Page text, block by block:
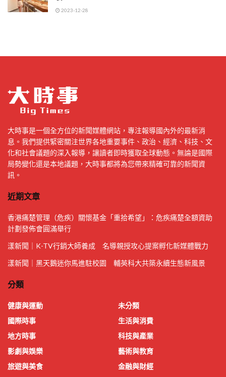
2023-12-28
大時事是一個全方位的新聞媒體網站，專注報導國內外的最新消
息。我們提供緊密關注世界各地重要事件、政治、經濟、科技、文
化和社會議題的深入報導，讓讀者即時獲取全球動態。無論是國際
局勢變化還是本地議題，大時事都將為您帶來精確可靠的新聞資
訊。
近期文章
香港痛楚管理（危疾）關懷基金「重拾希望」：危疾痛楚全額資助
計劃發佈會圓滿舉行
漾新聞｜K-TV行銷大師養成 名導親授攻心提案孵化新媒體戰力
漾新聞｜黑天鵝迷你馬進駐校園 輔英科大共築永續生態新風景
分類
健康與運動
國際時事
地方時事
影劇與娛樂
旅遊與美食
未分類
生活與消費
科技與產業
藝術與教育
金融與財經